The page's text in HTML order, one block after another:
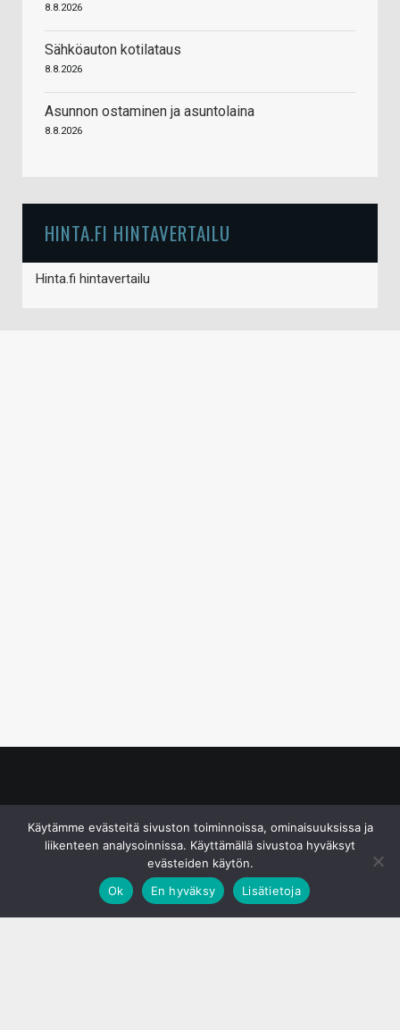
8.8.2026
Sähköauton kotilataus
8.8.2026
Asunnon ostaminen ja asuntolaina
8.8.2026
HINTA.FI HINTAVERTAILU
Hinta.fi hintavertailu
Käytämme evästeitä sivuston toiminnoissa, ominaisuuksissa ja
liikenteen analysoinnissa. Käyttämällä sivustoa hyväksyt
evästeiden käytön.
Ok
En hyväksy Lisätietoja